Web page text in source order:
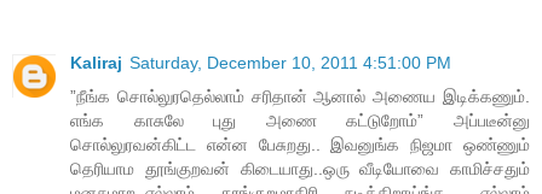
Kaliraj Saturday, December 10, 2011 4:51:00 PM
”நீங்க சொல்லுரதெல்லாம் சரிதான் ஆனால் அணைய இடிக்கணும்.
எங்க காசுலே புது அணை கட்டுறோம்” அப்படீன்னு
சொல்லுரவன்கிட்ட என்ன பேசுறது.. இவனுங்க நிஜமா ஒண்ணும்
தெரியாம தூங்குறவன் கிடையாது..ஒரு வீடியோவை காமிச்சதும்